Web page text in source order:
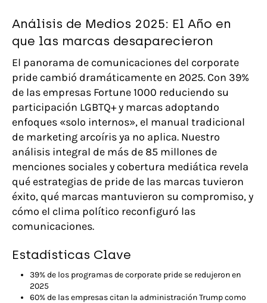
Análisis de Medios 2025: El Año en
que las marcas desaparecieron
El panorama de comunicaciones del corporate
pride cambió dramáticamente en 2025. Con 39%
de las empresas Fortune 1000 reduciendo su
participación LGBTQ+ y marcas adoptando
enfoques «solo internos», el manual tradicional
de marketing arcoíris ya no aplica. Nuestro
análisis integral de más de 85 millones de
menciones sociales y cobertura mediática revela
qué estrategias de pride de las marcas tuvieron
éxito, qué marcas mantuvieron su compromiso, y
cómo el clima político reconfiguró las
comunicaciones.
Estadísticas Clave
39% de los programas de corporate pride se redujeron en
2025
60% de las empresas citan la administración Trump como